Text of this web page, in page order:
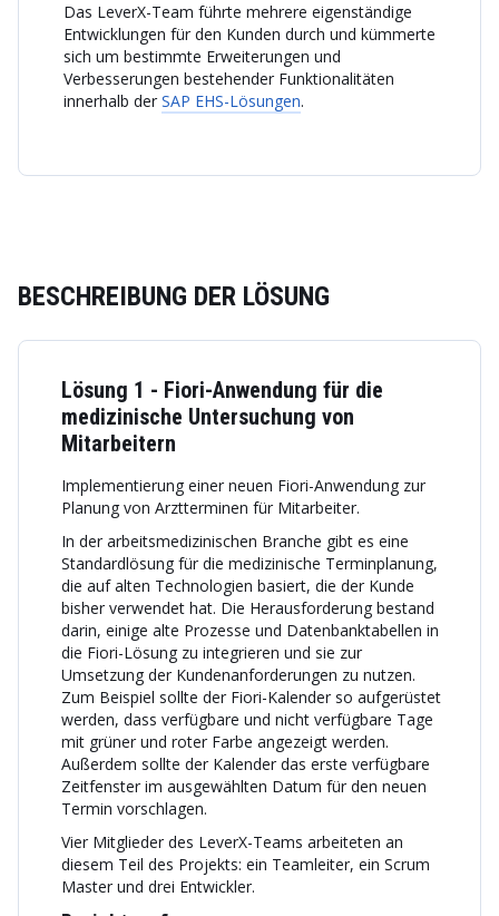
Das LeverX-Team führte mehrere eigenständige
Entwicklungen für den Kunden durch und kümmerte
sich um bestimmte Erweiterungen und
Verbesserungen bestehender Funktionalitäten
innerhalb der SAP EHS-Lösungen.
BESCHREIBUNG DER LÖSUNG
Lösung 1 - Fiori-Anwendung für die
medizinische Untersuchung von
Mitarbeitern
Implementierung einer neuen Fiori-Anwendung zur
Planung von Arztterminen für Mitarbeiter.
In der arbeitsmedizinischen Branche gibt es eine
Standardlösung für die medizinische Terminplanung,
die auf alten Technologien basiert, die der Kunde
bisher verwendet hat. Die Herausforderung bestand
darin, einige alte Prozesse und Datenbanktabellen in
die Fiori-Lösung zu integrieren und sie zur
Umsetzung der Kundenanforderungen zu nutzen.
Zum Beispiel sollte der Fiori-Kalender so aufgerüstet
werden, dass verfügbare und nicht verfügbare Tage
mit grüner und roter Farbe angezeigt werden.
Außerdem sollte der Kalender das erste verfügbare
Zeitfenster im ausgewählten Datum für den neuen
Termin vorschlagen.
Vier Mitglieder des LeverX-Teams arbeiteten an
diesem Teil des Projekts: ein Teamleiter, ein Scrum
Master und drei Entwickler.